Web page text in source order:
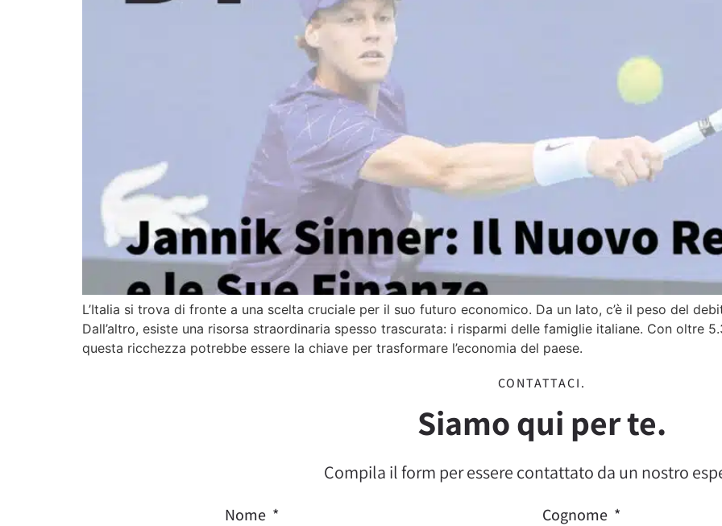
L’Italia si trova di fronte a una scelta cruciale per il suo futuro economico. Da un lato, c’è il peso del
Dall’altro, esiste una risorsa straordinaria spesso trascurata: i risparmi delle famiglie italiane. Con oltre
questa ricchezza potrebbe essere la chiave per trasformare l’economia del paese.
CONTATTACI.
Siamo qui per te.
Compila il form per essere contattato da un nostro
Nome Cognome